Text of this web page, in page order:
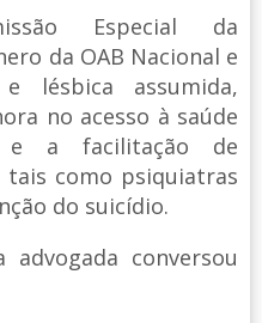
Especial da
da OAB Nacional e
lésbica assumida,
no acesso à saúde
e a facilitação de
como psiquiatras
do suicídio.
advogada conversou